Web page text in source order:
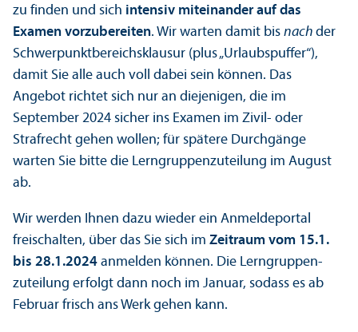
zu finden und sich intensiv miteinander auf das
Examen vorzubereiten. Wir warten damit bis nach der
Schwerpunkt­bereichs­klausur (plus „Urlaubspuffer“),
damit Sie alle auch voll dabei sein können. Das
Angebot richtet sich nur an diejenigen, die im
September 2024 sicher ins Examen im Zivil- oder
Strafrecht gehen wollen; für spätere Durchgänge
warten Sie bitte die Lern­gruppen­zuteilung im August
ab.
Wir werden Ihnen dazu wieder ein Anmeldeportal
freischalten, über das Sie sich im Zeitraum vom 15.1.
bis 28.1.2024 anmelden können. Die Lern­gruppen­
zuteilung erfolgt dann noch im Januar, sodass es ab
Februar frisch ans Werk gehen kann.